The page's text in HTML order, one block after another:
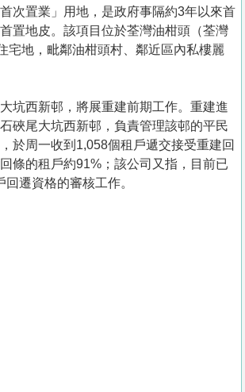
次置業」用地，是政府事隔約3年以來首
置地皮。該項目位於荃灣油柑頭（荃灣
宅地，毗鄰油柑頭村、鄰近區內私樓麗
大坑西新邨，將展重建前期工作。重建進
硤尾大坑西新邨，負責管理該邨的平民
於周一收到1,058個租戶遞交接受重建回
條的租戶約91%；該公司又指，目前已
遷資格的審核工作。